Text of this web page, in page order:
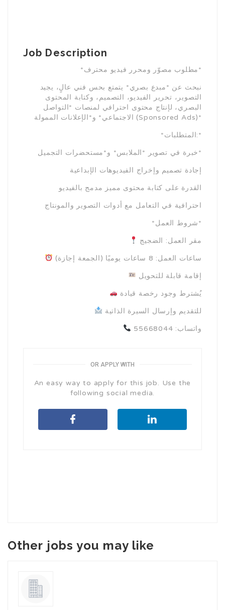
Job Description
*مطلوب مصوّر ومحرر فيديو محترف*
نبحث عن *مبدع بصري* يتمتع بحس فني عالٍ، يجيد
التصوير، تحرير الفيديو، التصميم، وكتابة المحتوى
البصري، لإنتاج محتوى احترافي لمنصات *التواصل
الاجتماعي* و*الإعلانات الممولة (Sponsored Ads)*
*المتطلبات:*
خبرة في تصوير *الملابس* و*مستحضرات التجميل*
إجادة تصميم وإخراج الفيديوهات الإبداعية
القدرة على كتابة محتوى مميز مدمج بالفيديو
احترافية في التعامل مع أدوات التصوير والمونتاج
*شروط العمل*
مقر العمل: الضجيج
ساعات العمل: 8 ساعات يوميًا (الجمعة إجازة)
إقامة قابلة للتحويل
يُشترط وجود رخصة قيادة
للتقديم وإرسال السيرة الذاتية
واتساب: 55668044
OR APPLY WITH
An easy way to apply for this job. Use the
following social media.
Other jobs you may like